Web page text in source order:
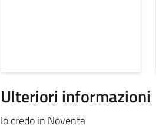
Ulteriori informazioni
Io credo in Noventa